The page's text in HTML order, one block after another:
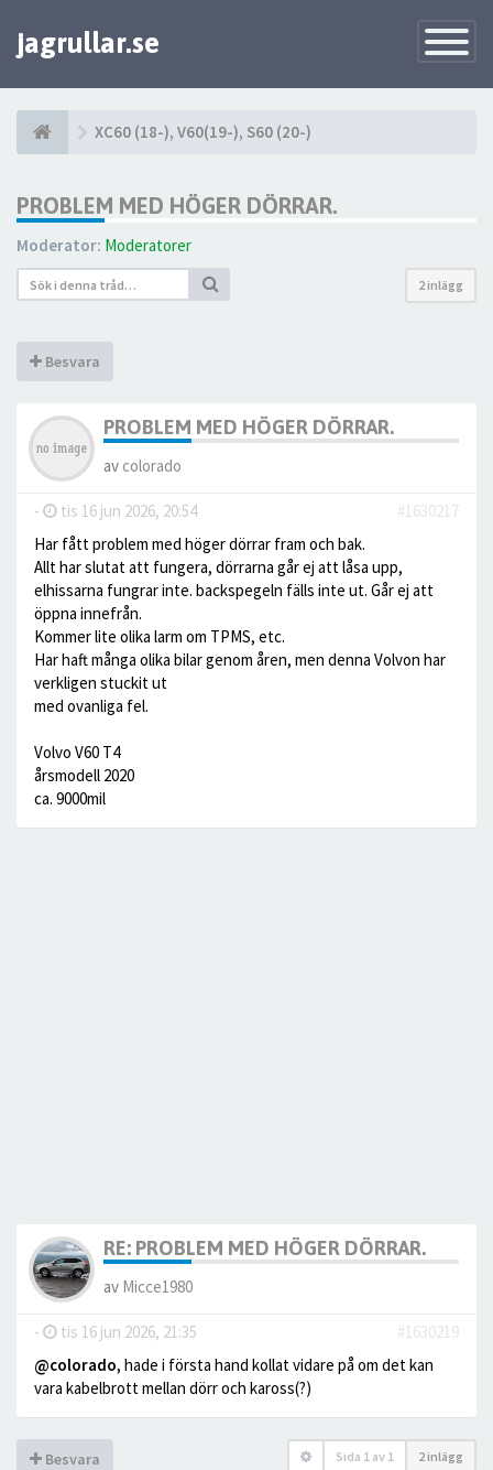
Toggle
jagrullar.se
XC60 (18-), V60(19-), S60 (20-)
PROBLEM MED HÖGER DÖRRAR.
Moderator: Moderatorer
2 inlägg
Besvara
PROBLEM MED HÖGER DÖRRAR.
av colorado
- tis 16 jun 2026, 20:54
#1630217
Har fått problem med höger dörrar fram och bak.
Allt har slutat att fungera, dörrarna går ej att låsa upp,
elhissarna fungrar inte. backspegeln fälls inte ut. Går ej att
öppna innefrån.
Kommer lite olika larm om TPMS, etc.
Har haft många olika bilar genom åren, men denna Volvon har
verkligen stuckit ut
med ovanliga fel.
Volvo V60 T4
årsmodell 2020
ca. 9000mil
RE: PROBLEM MED HÖGER DÖRRAR.
av Micce1980
- tis 16 jun 2026, 21:35
#1630219
@colorado, hade i första hand kollat vidare på om det kan
vara kabelbrott mellan dörr och kaross(?)
Besvara Sida 1 av 1 2 inlägg